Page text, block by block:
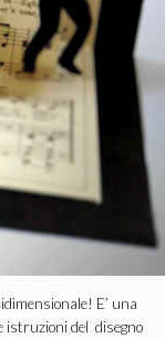
E’ una
istruzioni del disegno